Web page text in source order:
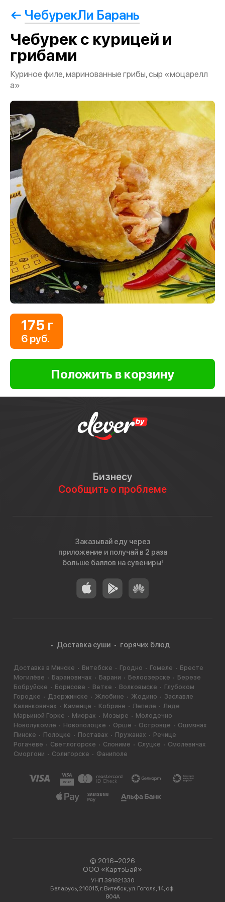
ЧебурекЛи Барань
Чебурек с курицей и
грибами
Куриное филе, маринованные грибы, сыр «моцарелл
а»
175 г
6 руб.
Бизнесу
Сообщить о проблеме
Заказывай еду через
приложение и получай в 2 раза
больше баллов на сувениры!
Доставка суши горячих блюд
Доставка в Минске Витебске Гродно Гомеле
Бресте
Могилёве
Барановичах Барани Белоозерске
Березе
Бобруйске
Борисове Ветке Волковыске
Глубоком
Городке
Дзержинске Жлобине Жодино
Заславле
Калинковичах
Каменце Кобрине Лепеле
Лиде
Марьиной Горке
Миорах Мозыре
Молодечно
Новолукомле
Новополоцке Орше Островце
Ошмянах
Пинске
Полоцке Поставах Пружанах
Речице
Рогачеве
Светлогорске Слониме Слуцке
Смолевичах
Сморгони
Солигорске Фаниполе
© 2016−2026
ООО «КартэБай»
УНП 391821330
Беларусь, 210015, г. Витебск, ул. Гоголя, 14, оф.
804А